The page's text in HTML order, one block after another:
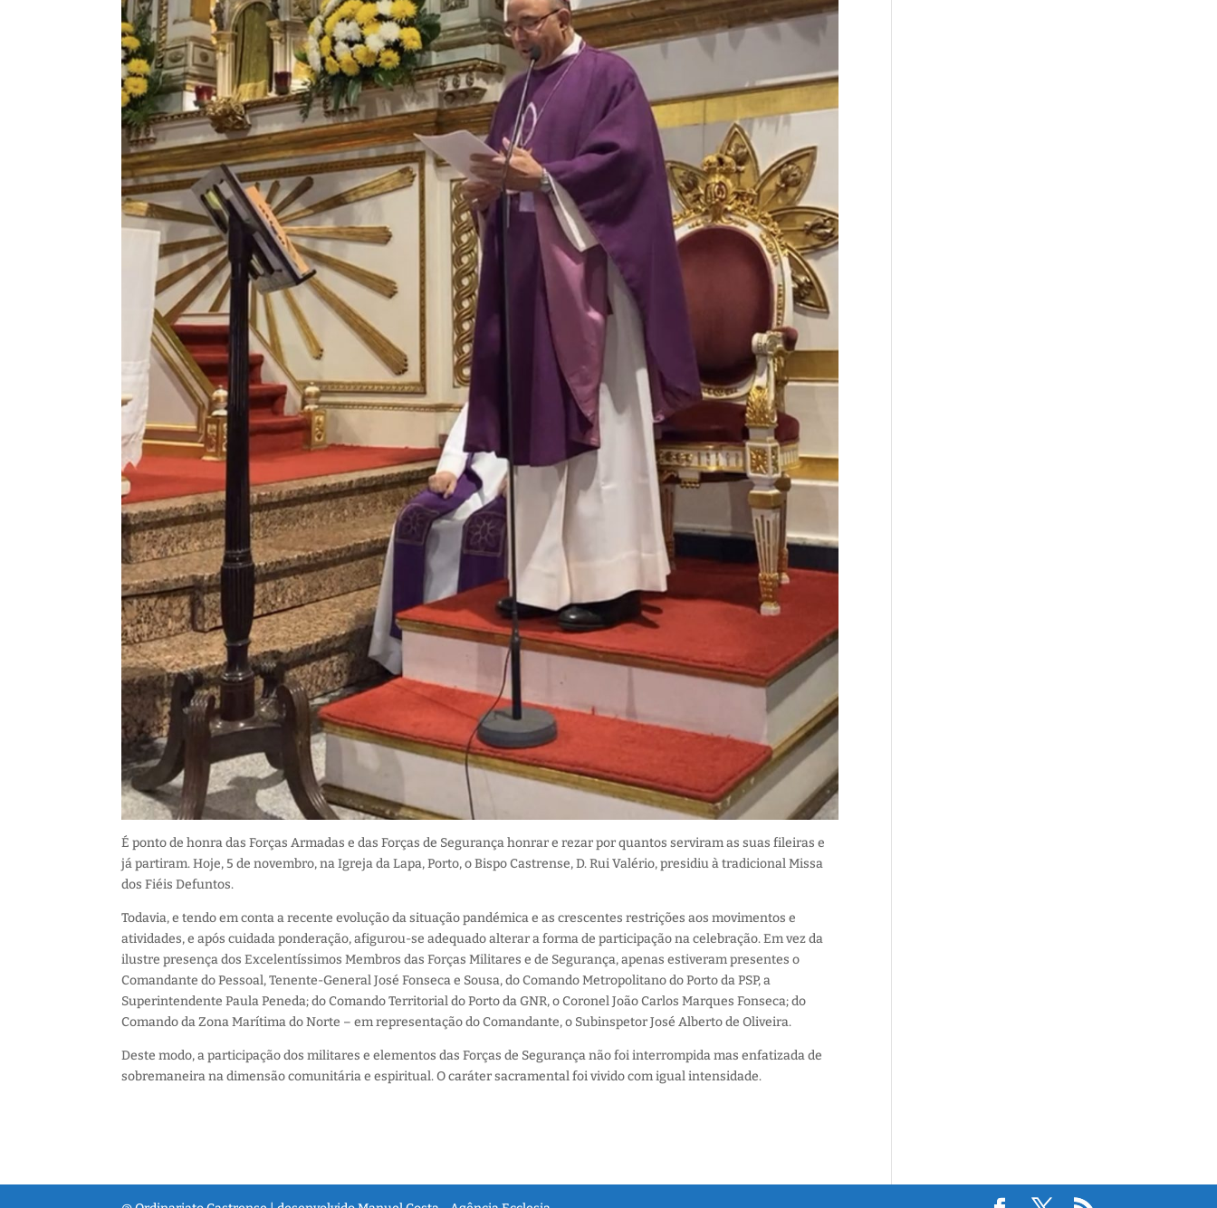
É ponto de honra das Forças Armadas e das Forças de Segurança honrar e rezar por quantos serviram as suas fileiras e
já partiram.Hoje, 5 de novembro, na Igreja da Lapa, Porto, o Bispo Castrense, D. Rui Valério, presidiu à tradicional Missa
dos Fiéis Defuntos.
Todavia, e tendo em conta a recente evolução da situação pandémica e as crescentes restrições aos movimentos e
atividades, e após cuidada ponderação, afigurou-se adequado alterar a forma de participação na celebração. Em vez da
ilustre presença dos Excelentíssimos Membros das Forças Militares e de Segurança, apenas estiveram presentes o
Comandante do Pessoal, Tenente-General José Fonseca e Sousa, do Comando Metropolitano do Porto da PSP, a
Superintendente Paula Peneda; do Comando Territorial do Porto da GNR, o Coronel João Carlos Marques Fonseca; do
Comando da Zona Marítima do Norte – em representação do Comandante, o Subinspetor José Alberto de Oliveira.
Deste modo, a participação dos militares e elementos das Forças de Segurança não foi interrompida mas enfatizada de
sobremaneira na dimensão comunitária e espiritual. O caráter sacramental foi vivido com igual intensidade.